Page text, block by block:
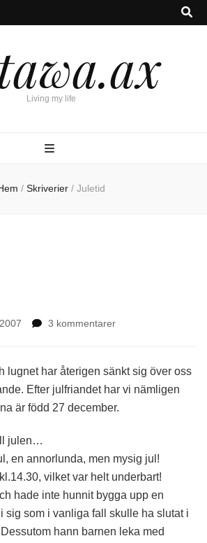
Living my life
/ Skriverier / Juletid
3 kommentarertill
lugnet har återigen sänkt sig över oss
Efter julfriandet har vi nämligen
är född 27 december.
julen…
en annorlunda, men mysig jul!
vilket var helt underbart!
hade inte hunnit bygga upp en
sig som i vanliga fall skulle ha slutat i
hann barnen leka med